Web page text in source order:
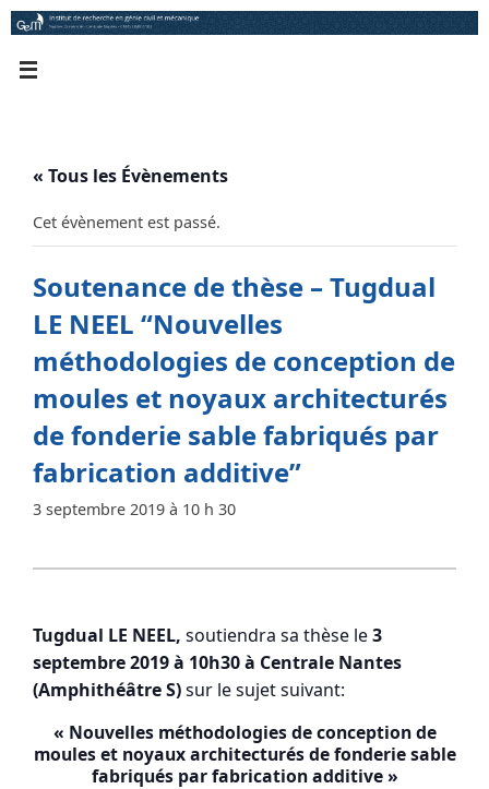
Passer
au
« Tous les Évènements
Cet évènement est passé.
Soutenance de thèse – Tugdual
LE NEEL “Nouvelles
méthodologies de conception de
moules et noyaux architecturés
de fonderie sable fabriqués par
fabrication additive”
3 septembre 2019 à 10 h 30
Tugdual LE NEEL, soutiendra sa thèse le3
septembre 2019 à 10h30 à Centrale Nantes
(Amphithéâtre S)sur le sujet suivant:
« Nouvelles méthodologies de conception de
moules et noyaux architecturés de fonderie sable
fabriqués par fabrication additive »